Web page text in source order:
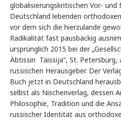
globalisierungskritischen Vor- und
Deutschland lebenden
vor dem sich die hierzulande
Radikalität fast pausbäckig
ursprünglich 2015 bei der
Äbtissin Taissija“, St. Petersburg,
russischen Herausgeber. Der
Buch jetzt in Deutschland
selbst als Nischenverlag, dessen
Philosophie, Tradition und die
russischer Identität aus